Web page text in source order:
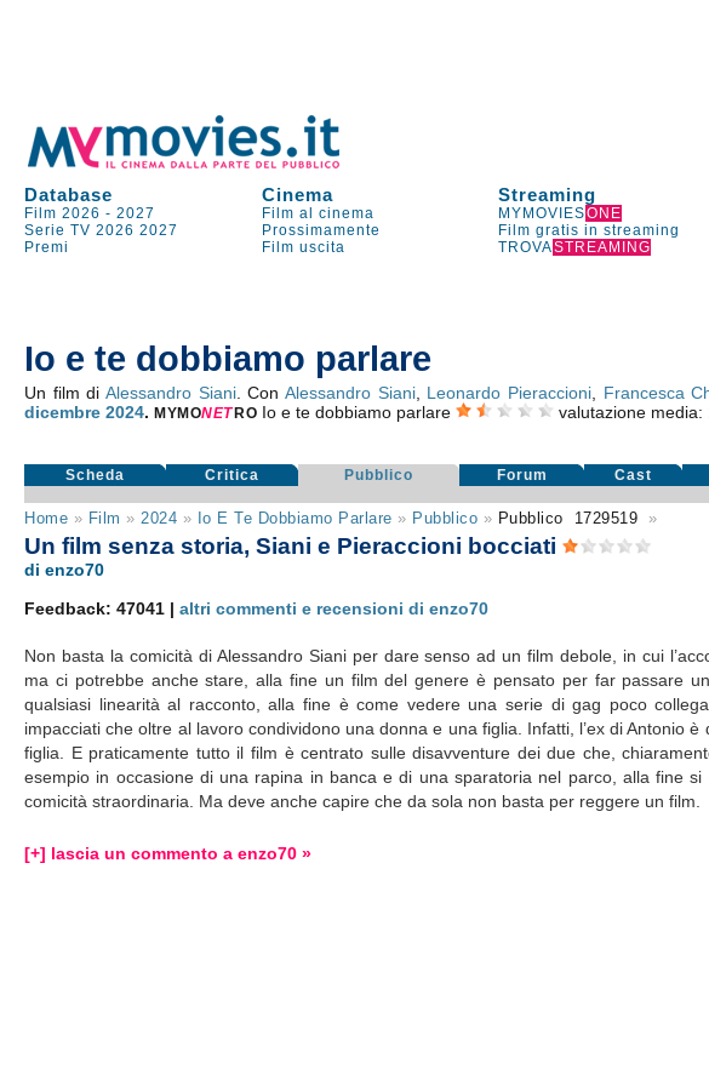
Database Cinema Streaming
Film 2026 -2027 Film al cinema MYMOVIESONE
Serie TV 2026 2027 Prossimamente Film gratis in streaming
Premi
Film uscita TROVASTREAMING
Io e te dobbiamo parlare
Un film diAlessandro Siani. Con Alessandro Siani, Leonardo Pieraccioni, Francesca
dicembre 2024.MYMONET RO Io e te dobbiamo parlare valutazione media:
Scheda Critica Pubblico Forum Cast
Home » Film » 2024 » Io E Te Dobbiamo Parlare » Pubblico » Pubblico 1729519 »
Un film senza storia, Siani e Pieraccioni bocciati
di enzo70
Feedback: 47041 |altri commenti e recensioni di enzo70
Non basta la comicità di Alessandro Siani per dare senso ad un film debole, in cui
ma ci potrebbe anche stare, alla fine un film del genere è pensato per far passare
qualsiasi linearità al racconto, alla fine è come vedere una serie di gag poco
impacciati che oltre al lavoro condividono una donna e una figlia. Infatti, l’ex di Antonio
figlia. E praticamente tutto il film è centrato sulle disavventure dei due che,
esempio in occasione di una rapina in banca e di una sparatoria nel parco, alla fine
comicità straordinaria. Ma deve anche capire che da sola non basta per reggere un film.
[+] lascia un commento a enzo70 »